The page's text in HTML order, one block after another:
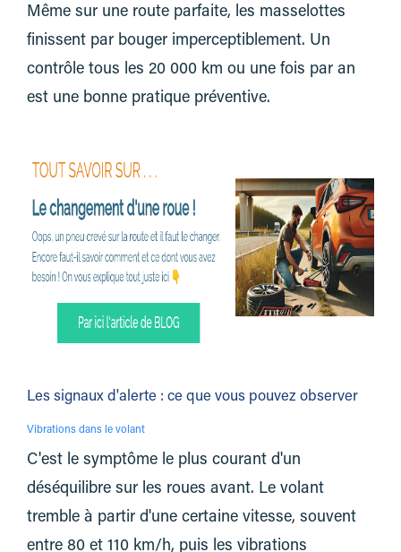
Même sur une route parfaite, les masselottes
finissent par bouger imperceptiblement. Un
contrôle tous les 20 000 km ou une fois par an
est une bonne pratique préventive.
Les signaux d'alerte : ce que vous pouvez observer
Vibrations dans le volant
C'est le symptôme le plus courant d'un
déséquilibre sur les roues avant. Le volant
tremble à partir d'une certaine vitesse, souvent
entre 80 et 110 km/h, puis les vibrations